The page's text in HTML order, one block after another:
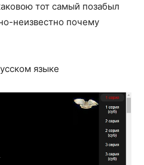
тот самый позабыл
неизвестно почему
языке